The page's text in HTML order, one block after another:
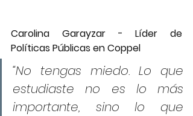
Carolina Garayzar - Líder de
Políticas Públicas en Coppel
“No tengas miedo. Lo que
estudiaste no es lo más
importante, sino lo que